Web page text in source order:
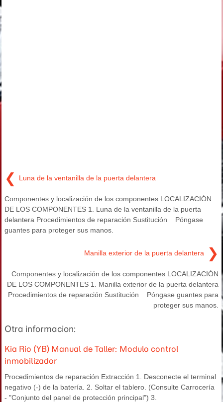
❮ Luna de la ventanilla de la puerta delantera
Componentes y localización de los componentes LOCALIZACIÓN
DE LOS COMPONENTES 1. Luna de la ventanilla de la puerta
delantera Procedimientos de reparación Sustitución Póngase
guantes para proteger sus manos.
Manilla exterior de la puerta delantera ❯
Componentes y localización de los componentes LOCALIZACIÓN
DE LOS COMPONENTES 1. Manilla exterior de la puerta delantera
Procedimientos de reparación Sustitución Póngase guantes para
proteger sus manos.
Otra informacion:
Kia Rio (YB) Manual de Taller: Modulo control
inmobilizador
Procedimientos de reparación Extracción 1. Desconecte el terminal
negativo (-) de la batería. 2. Soltar el tablero. (Consulte Carrocería
- "Conjunto del panel de protección principal") 3.